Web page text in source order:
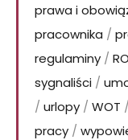
prawa i
pracownika /
regulaminy /
sygnaliści /
/ urlopy / WOT /
pracy /